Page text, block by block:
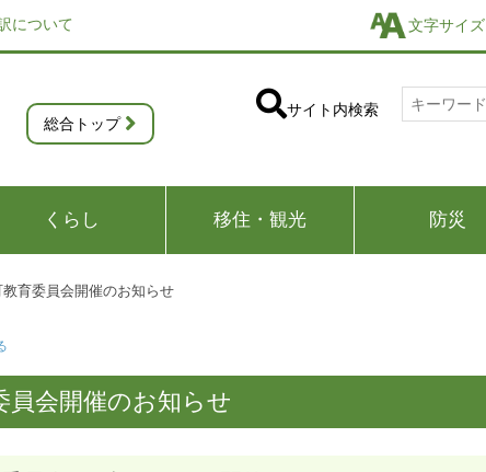
について 文字サイズ
総合トップ
サイト内検索
くらし 移住・観光 防災
育委員会開催のお知らせ
員会開催のお知らせ